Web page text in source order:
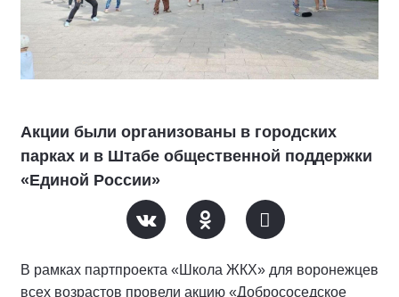
Акции были организованы в городских
парках и в Штабе общественной поддержки
«Единой России»
В рамках партпроекта «Школа ЖКХ» для воронежцев
всех возрастов провели акцию «Добрососедское